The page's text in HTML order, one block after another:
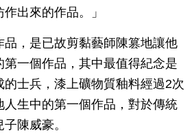
出來的作品。」
，是已故剪黏藝師陳篡地讓他
第一個作品，其中最值得紀念是
士兵，漆上礦物質釉料經過2次
生中的第一個作品，對於傳統
陳威豪。